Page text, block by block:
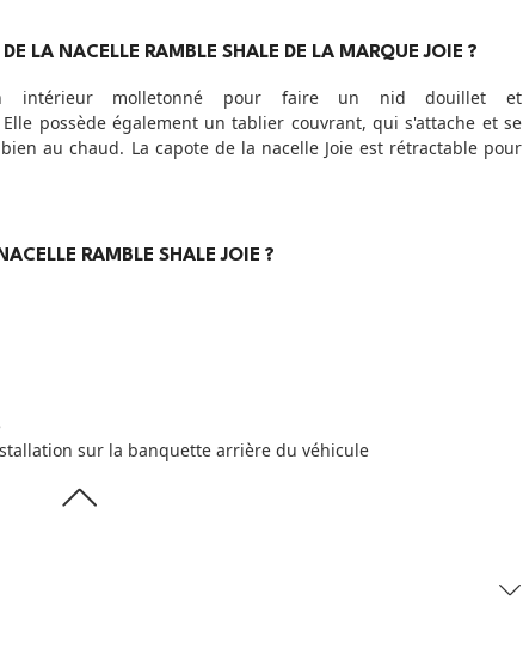
LA NACELLE RAMBLE SHALE DE LA MARQUE JOIE ?
intérieur molletonné pour faire un nid douillet et
possède également un tablier couvrant, qui s'attache et se
au chaud. La capote de la nacelle Joie est rétractable pour
RAMBLE SHALE JOIE ?
sur la banquette arrière du véhicule